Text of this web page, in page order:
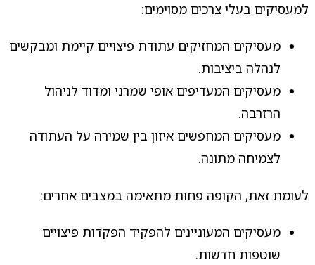
למעסיקים בעלי צרכים מסוימים:
מעסיקים המחזיקים עתודת פיצויים קיימת ומבקשים
לנהלה ביציבות.
מעסיקים המעדיפים אופי שמרני ומדוד לניהול
הרזרבה.
מעסיקים המחפשים איזון בין שמירה על העתודה
לצמיחה מתונה.
לעומת זאת, הקופה פחות מתאימה במצבים אחרים:
מעסיקים המעוניינים להפקיד הפקדות פיצויים
שוטפות חדשות.